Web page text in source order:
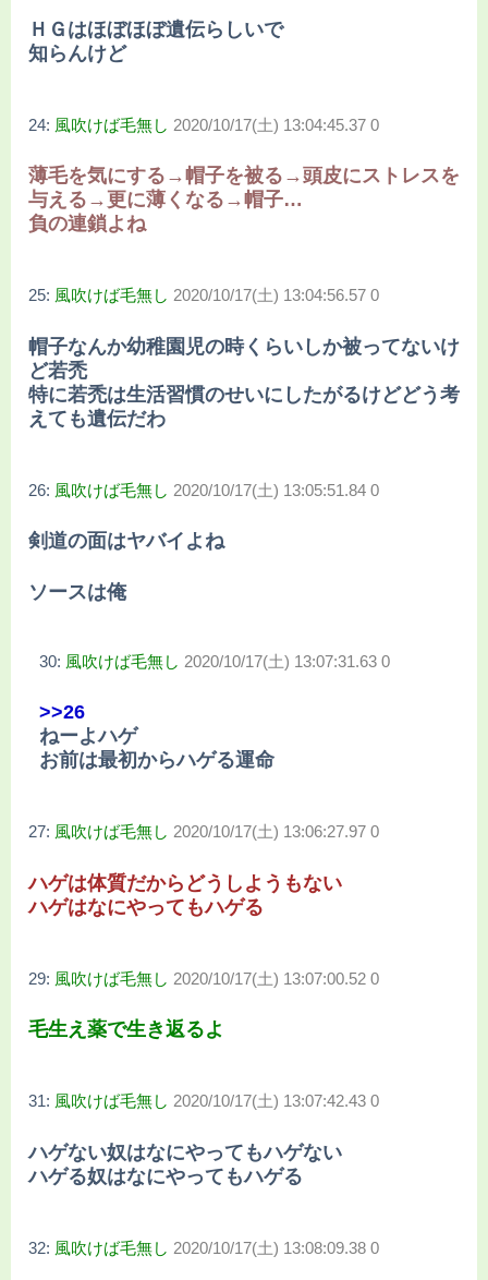
ＨＧはほぼほぼ遺伝らしいで
知らんけど
24: 風吹けば毛無し 2020/10/17(土) 13:04:45.37 0
薄毛を気にする→帽子を被る→頭皮にストレスを
与える→更に薄くなる→帽子…
負の連鎖よね
25: 風吹けば毛無し 2020/10/17(土) 13:04:56.57 0
帽子なんか幼稚園児の時くらいしか被ってないけ
ど若禿
特に若禿は生活習慣のせいにしたがるけどどう考
えても遺伝だわ
26: 風吹けば毛無し 2020/10/17(土) 13:05:51.84 0
剣道の面はヤバイよね
ソースは俺
30: 風吹けば毛無し 2020/10/17(土) 13:07:31.63 0
>>26
ねーよハゲ
お前は最初からハゲる運命
27: 風吹けば毛無し 2020/10/17(土) 13:06:27.97 0
ハゲは体質だからどうしようもない
ハゲはなにやってもハゲる
29: 風吹けば毛無し 2020/10/17(土) 13:07:00.52 0
毛生え薬で生き返るよ
31: 風吹けば毛無し 2020/10/17(土) 13:07:42.43 0
ハゲない奴はなにやってもハゲない
ハゲる奴はなにやってもハゲる
32: 風吹けば毛無し 2020/10/17(土) 13:08:09.38 0